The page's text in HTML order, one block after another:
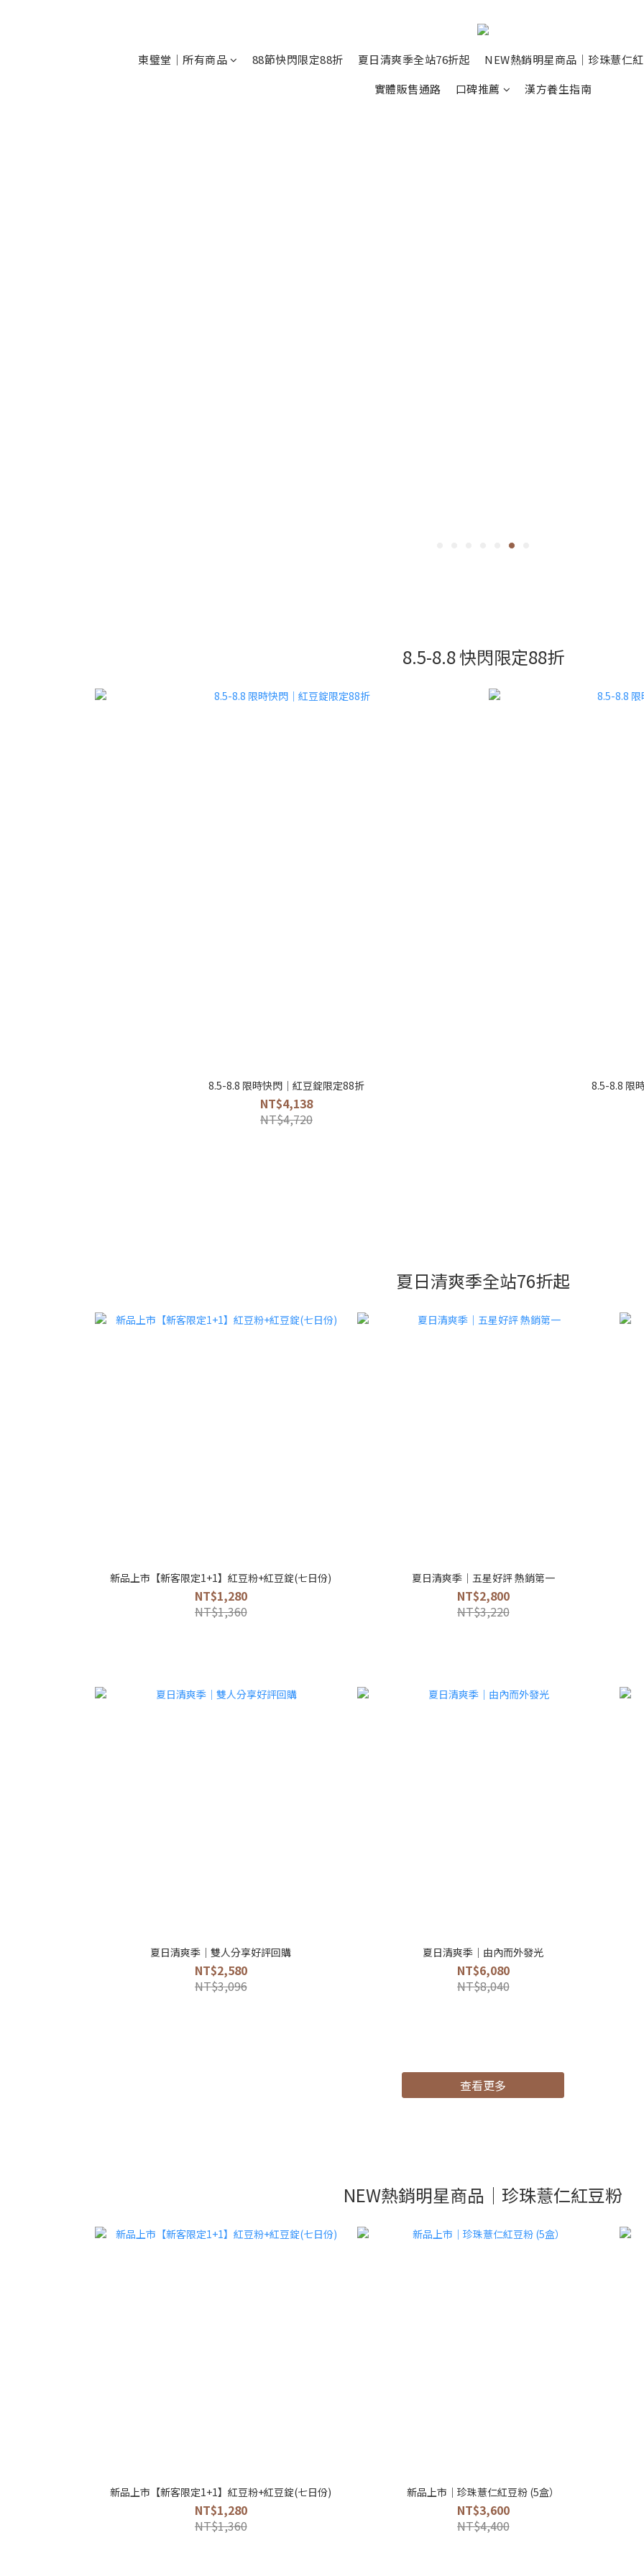
東璧堂｜所有商品 88節快閃限定88折 夏日清爽季全站76折起 NEW熱銷明星商品｜珍珠薏仁
實體販售通路
口碑推薦 漢方養生指南
8.5-8.8 快閃限定88折
8.5-8.8 限時快閃｜紅豆錠限定88折
NT$4,138
NT$4,720
8.5-8.8 限
夏日清爽季全站76折起
新品上市【新客限定1+1】紅豆粉+紅豆錠(七日份)
NT$1,280
NT$1,360
夏日清爽季｜五星好評 熱銷第一
NT$2,800
NT$3,220
夏日清爽季｜雙人分享好評回購
NT$2,580
NT$3,096
夏日清爽季｜由內而外發光
NT$6,080
NT$8,040
查看更多
NEW熱銷明星商品｜珍珠薏仁紅豆粉
新品上市【新客限定1+1】紅豆粉+紅豆錠(七日份)
NT$1,280
NT$1,360
新品上市｜珍珠薏仁紅豆粉 (5盒）
NT$3,600
NT$4,400